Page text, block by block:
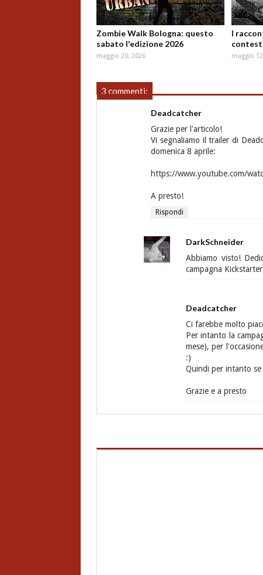
Zombie Walk Bologna: questo
sabato l'edizione 2026
maggio 20, 2026
I
maggio
3 commenti:
Deadcatcher
Grazie per l'articolo!
Vi segnaliamo il trailer di
domenica 8 aprile:
https://www.youtube.com/
A presto!
Rispondi
DarkSchneider
Abbiamo visto!
campagna
Deadcatcher
Ci farebbe molto
Per intanto la
mese), per
:)
Quindi per intanto
Grazie e a presto